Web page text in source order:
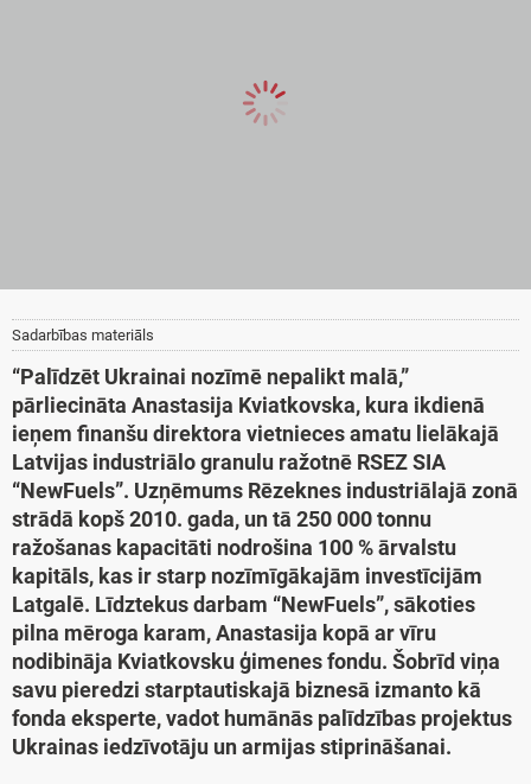
Sadarbības materiāls
“Palīdzēt Ukrainai nozīmē nepalikt malā,”
pārliecināta Anastasija Kviatkovska, kura ikdienā
ieņem finanšu direktora vietnieces amatu lielākajā
Latvijas industriālo granulu ražotnē RSEZ SIA
“NewFuels”. Uzņēmums Rēzeknes industriālajā zonā
strādā kopš 2010. gada, un tā 250 000 tonnu
ražošanas kapacitāti nodrošina 100 % ārvalstu
kapitāls, kas ir starp nozīmīgākajām investīcijām
Latgalē. Līdztekus darbam “NewFuels”, sākoties
pilna mēroga karam, Anastasija kopā ar vīru
nodibināja Kviatkovsku ģimenes fondu. Šobrīd viņa
savu pieredzi starptautiskajā biznesā izmanto kā
fonda eksperte, vadot humānās palīdzības projektus
Ukrainas iedzīvotāju un armijas stiprināšanai.